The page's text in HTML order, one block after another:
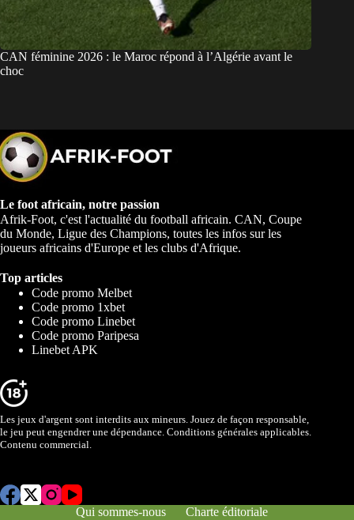
CAN féminine 2026 : le Maroc répond à l’Algérie avant le
choc
Le foot africain, notre passion
Afrik-Foot, c'est l'actualité du football africain. CAN, Coupe
du Monde, Ligue des Champions, toutes les infos sur les
joueurs africains d'Europe et les clubs d'Afrique.
Top articles
Code promo Melbet
Code promo 1xbet
Code promo Linebet
Code promo Paripesa
Linebet APK
Les jeux d'argent sont interdits aux mineurs. Jouez de façon responsable,
le jeu peut engendrer une dépendance. Conditions générales applicables.
Contenu commercial.
Qui sommes-nous
Charte éditoriale